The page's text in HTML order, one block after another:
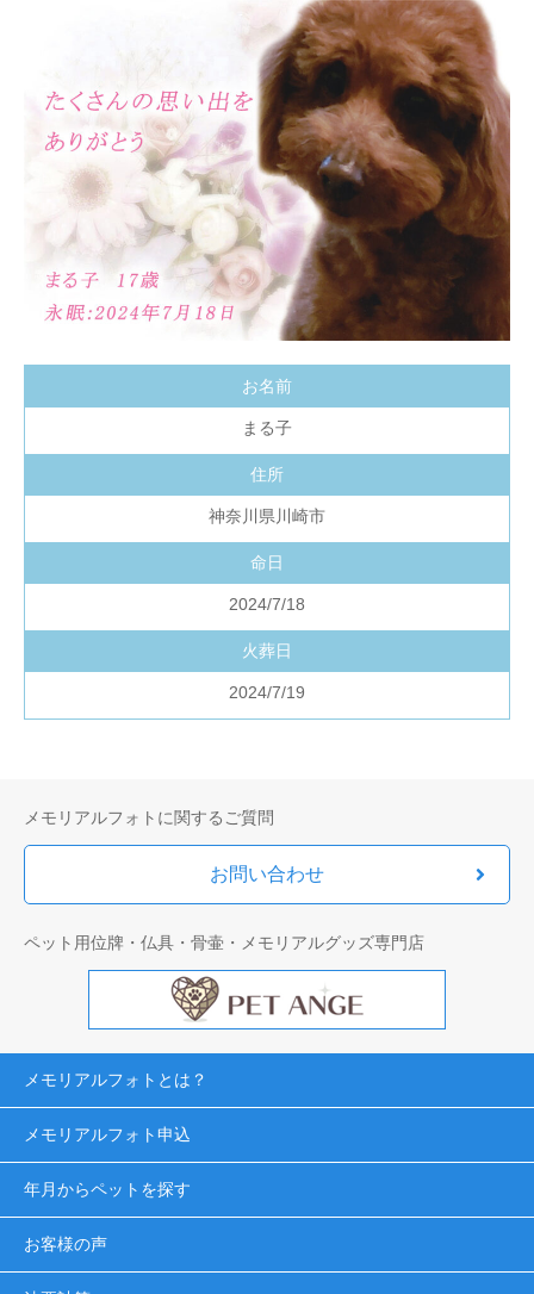
お名前
まる子
住所
神奈川県川崎市
命日
2024/7/18
火葬日
2024/7/19
メモリアルフォトに関するご質問
お問い合わせ
ペット用位牌・仏具・骨壷・メモリアルグッズ専門店
メモリアルフォトとは？
メモリアルフォト申込
年月からペットを探す
お客様の声